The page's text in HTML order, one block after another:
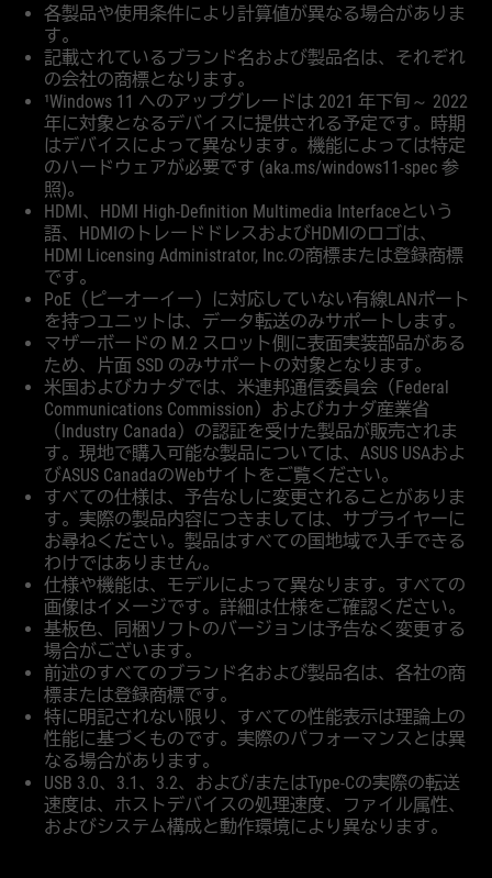
Disclaimer
各製品や使用条件により計算値が異なる場合がありま
す。
記載されているブランド名および製品名は、それぞれ
の会社の商標となります。
¹Windows 11 へのアップグレードは 2021 年下旬～ 2022
年に対象となるデバイスに提供される予定です。時期
はデバイスによって異なります。機能によっては特定
のハードウェアが必要です (aka.ms/windows11-spec 参
照)。
HDMI、HDMI High-Definition Multimedia Interfaceという
語、HDMIのトレードドレスおよびHDMIのロゴは、
HDMI Licensing Administrator, Inc.の商標または登録商標
です。
PoE（ピーオーイー）に対応していない有線LANポート
を持つユニットは、データ転送のみサポートします。
マザーボードの M.2 スロット側に表面実装部品がある
ため、片面 SSD のみサポートの対象となります。
米国およびカナダでは、米連邦通信委員会（Federal
Communications Commission）およびカナダ産業省
（Industry Canada）の認証を受けた製品が販売されま
す。現地で購入可能な製品については、ASUS USAおよ
びASUS CanadaのWebサイトをご覧ください。
すべての仕様は、予告なしに変更されることがありま
す。実際の製品内容につきましては、サプライヤーに
お尋ねください。製品はすべての国地域で入手できる
わけではありません。
仕様や機能は、モデルによって異なります。すべての
画像はイメージです。詳細は仕様をご確認ください。
基板色、同梱ソフトのバージョンは予告なく変更する
場合がございます。
前述のすべてのブランド名および製品名は、各社の商
標または登録商標です。
特に明記されない限り、すべての性能表示は理論上の
性能に基づくものです。実際のパフォーマンスとは異
なる場合があります。
USB 3.0、3.1、3.2、および/またはType-Cの実際の転送
速度は、ホストデバイスの処理速度、ファイル属性、
およびシステム構成と動作環境により異なります。